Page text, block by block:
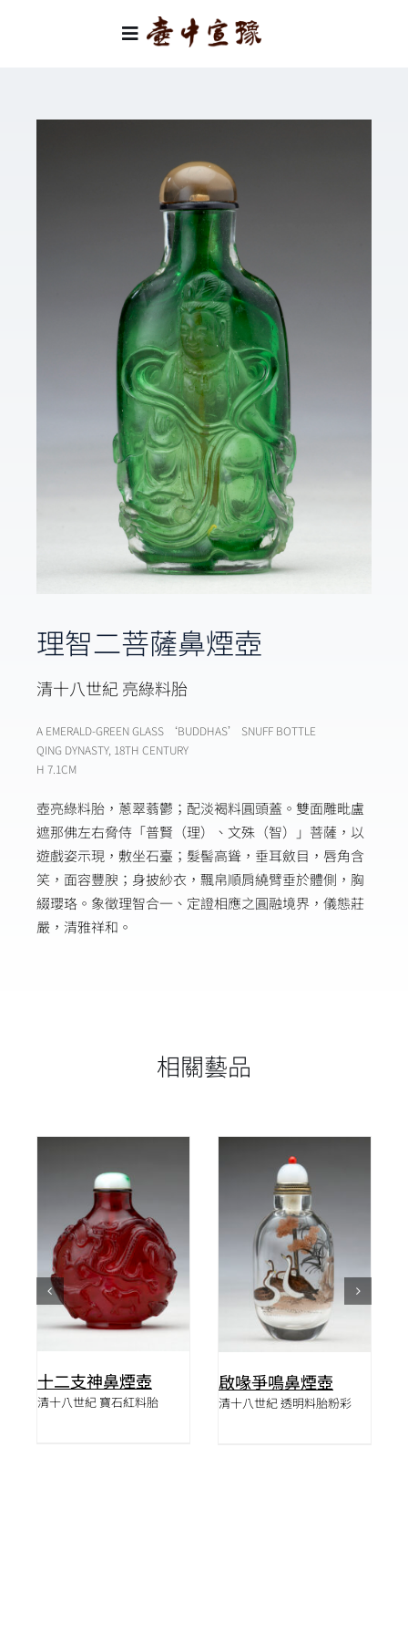
Toggle
關於我們
聯絡我們
理智二菩薩鼻煙壺
清十八世紀 亮綠料胎
A EMERALD-GREEN GLASS ‘BUDDHAS’ SNUFF BOTTLE
QING DYNASTY, 18TH CENTURY
H 7.1CM
壺亮綠料胎，蔥翠蓊鬱；配淡褐料圓頭蓋。雙面雕毗盧
遮那佛左右脅侍「普賢（理）、文殊（智）」菩薩，以
遊戲姿示現，敷坐石臺；髮髻高聳，垂耳斂目，唇角含
笑，面容豐腴；身披紗衣，飄帛順肩繞臂垂於體側，胸
綴瓔珞。象徵理智合一、定證相應之圓融境界，儀態莊
嚴，清雅祥和。
相關藝品
詳情
十二支神鼻煙壺
清十八世紀 寶石紅料胎
詳情
啟喙爭鳴鼻煙壺
清十八世紀 透明料胎粉彩